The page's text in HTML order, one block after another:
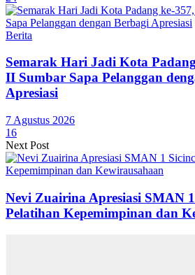
Berita
Semarak Hari Jadi Kota
II Sumbar Sapa Pelanggan
Apresiasi
7 Agustus 2026
16
Next Post
Nevi Zuairina Apresiasi SMAN
Pelatihan Kepemimpinan dan